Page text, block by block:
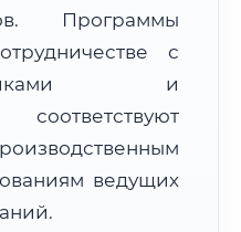
Программы
с
и
ведущих